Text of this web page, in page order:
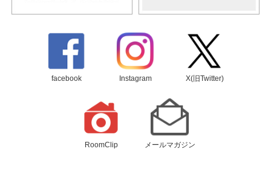
facebook Instagram X(旧Twitter)
RoomClip メールマガジン